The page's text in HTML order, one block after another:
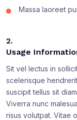
Massa laoreet
2.
Usage
Sit vel lectus in
scelerisque
suscipit tellus sit
Viverra nunc
risus volutpat. Vitae